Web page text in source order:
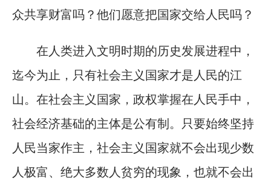
众共享财富吗？他们愿意把国家交给人民吗？
在人类进入文明时期的历史发展进程中，
迄今为止，只有社会主义国家才是人民的江
山。在社会主义国家，政权掌握在人民手中，
社会经济基础的主体是公有制。只要始终坚持
人民当家作主，社会主义国家就不会出现少数
人极富、绝大多数人贫穷的现象，也就不会出